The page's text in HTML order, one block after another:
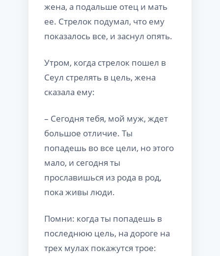
жена, а подальше отец и мать
ее. Стрелок подумал, что ему
показалось все, и заснул опять.
Утром, когда стрелок пошел в
Сеул стрелять в цель, жена
сказала ему:
– Сегодня тебя, мой муж, ждет
большое отличие. Ты
попадешь во все цели, но этого
мало, и сегодня ты
прославишься из рода в род,
пока живы люди.
Помни: когда ты попадешь в
последнюю цель, на дороге на
трех мулах покажутся трое: